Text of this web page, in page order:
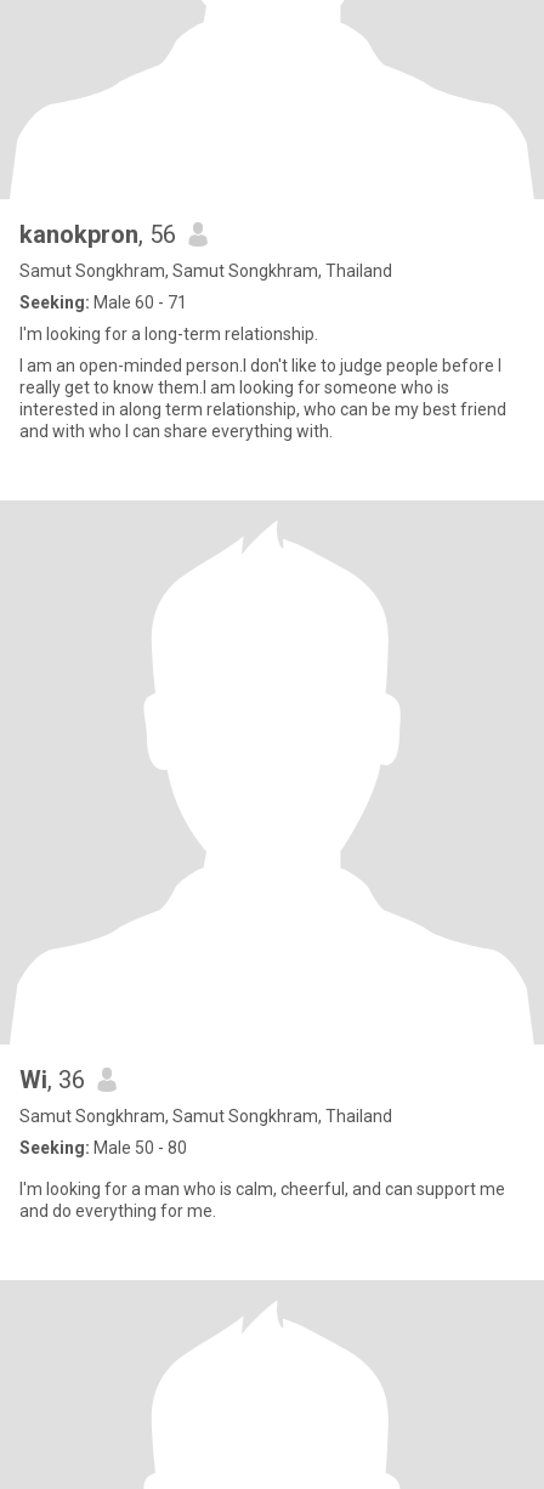
kanokpron, 56
Samut Songkhram, Samut Songkhram, Thailand
Seeking: Male 60 - 71
I'm looking for a long-term relationship.
I am an open-minded person.I don't like to judge people before I
really get to know them.I am looking for someone who is
interested in along term relationship, who can be my best friend
and with who I can share everything with.
Wi, 36
Samut Songkhram, Samut Songkhram, Thailand
Seeking: Male 50 - 80
I'm looking for a man who is calm, cheerful, and can support me
and do everything for me.